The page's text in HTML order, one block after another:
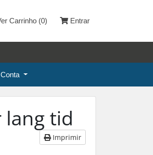
Carrinho (0) Entrar
Conta
lang tid
Imprimir